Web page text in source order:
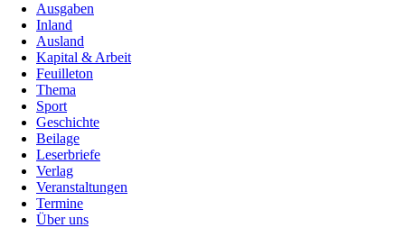
Ausgaben
Inland
Ausland
Kapital & Arbeit
Feuilleton
Thema
Sport
Geschichte
Beilage
Leserbriefe
Verlag
Veranstaltungen
Termine
Über uns